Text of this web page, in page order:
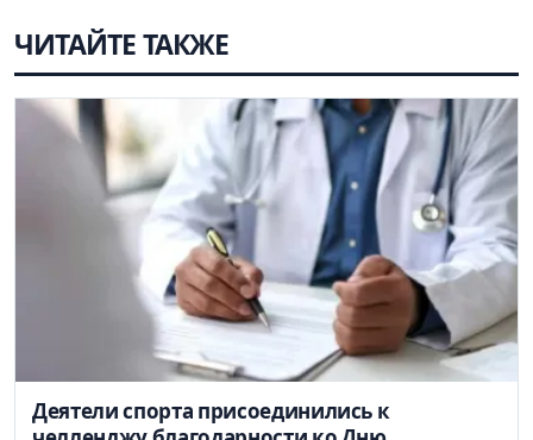
ЧИТАЙТЕ ТАКЖЕ
Деятели спорта присоединились к